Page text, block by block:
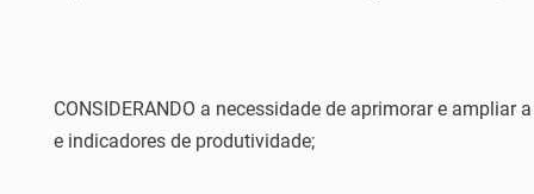
CONSIDERANDO a necessidade de aprimorar e
e indicadores de produtividade;